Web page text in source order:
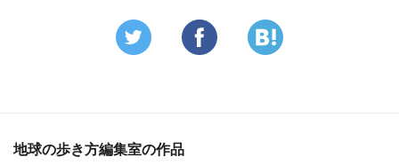
地球の歩き方編集室の作品